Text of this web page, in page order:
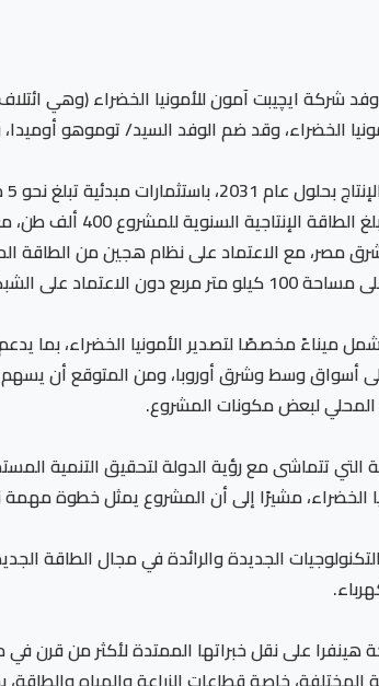
شركة ايچيبت آمون للأمونيا الخضراء (وهي
الخضراء، وقد ضم الوفد السيد/ توموهو
الوصول إلى كامل
لبعض مكونات المشروع.
التي تتماشى مع رؤية الدولة لتحقيق التنمية
الخضراء، مشيرًا إلى أن المشروع يمثل خطوة
الجديدة والرائدة في مجال الطاقة
على نقل خبراتها الممتدة لأكثر من قرن